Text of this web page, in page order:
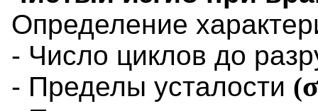
Определение
- Число циклов до
- Пределы усталости (σ